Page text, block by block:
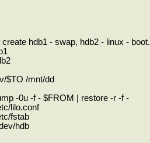
hdb1 - swap, hdb2 - linux - boot.
$TO /mnt/dd
-0u -f - $FROM | restore -r -f -
lilo.conf
fstab
hdb